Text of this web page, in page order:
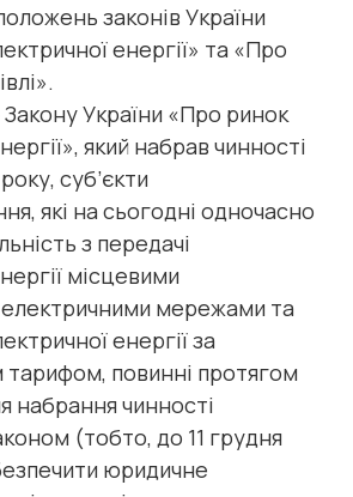
законів України
енергії» та «Про
Закону України «Про ринок
який набрав чинності
суб’єкти
які на сьогодні одночасно
з передачі
місцевими
мережами та
енергії за
повинні протягом
набрання чинності
(тобто, до 11 грудня
юридичне